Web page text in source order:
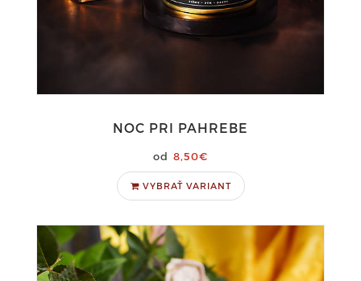
NOC PRI PAHREBE
8,50€
VYBRAŤ VARIANT